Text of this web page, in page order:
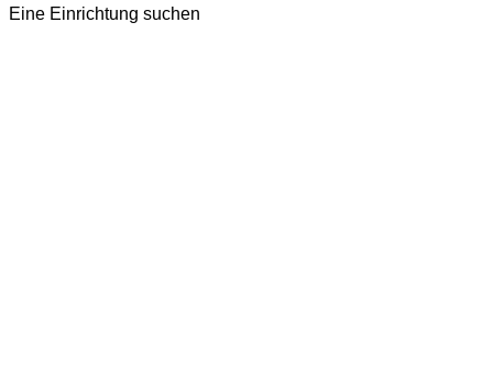
Eine Einrichtung suchen